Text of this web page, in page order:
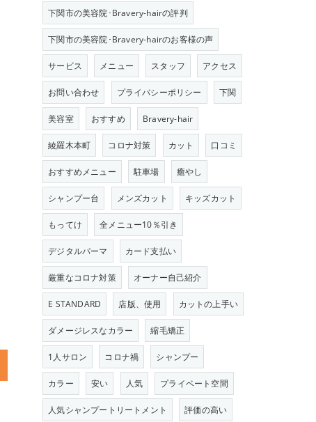
下関市の美容院･Bravery-hairの評判
下関市の美容院･Bravery-hairのお客様の声
サービス メニュー スタッフ アクセス
お問い合わせ プライバシーポリシー 下関
美容室 おすすめ Bravery-hair
綾羅木本町 コロナ対策 カット 口コミ
おすすめメニュー 駐車場 癒やし
シャンプー台 メンズカット キッズカット
もってけ 全メニュー10％引き
デジタルパーマ カード支払い
厳重なコロナ対策 オーナー自己紹介
E STANDARD 店版、使用 カットの上手い
ダメージレスなカラー 縮毛矯正
1人サロン コロナ禍 シャンプー
カラー 安い 人気 プライベート空間
人気シャンプートリートメント 評価の高い